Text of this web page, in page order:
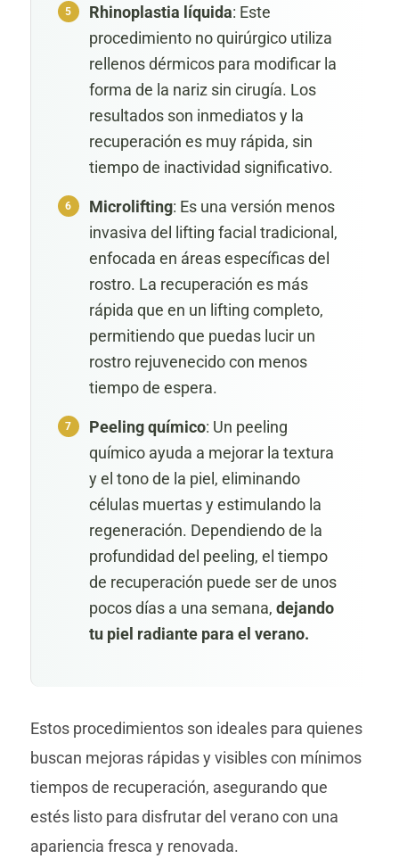
Rhinoplastia líquida: Este
procedimiento no quirúrgico utiliza
rellenos dérmicos para modificar la
forma de la nariz sin cirugía. Los
resultados son inmediatos y la
recuperación es muy rápida, sin
tiempo de inactividad significativo.
Microlifting: Es una versión menos
invasiva del lifting facial tradicional,
enfocada en áreas específicas del
rostro. La recuperación es más
rápida que en un lifting completo,
permitiendo que puedas lucir un
rostro rejuvenecido con menos
tiempo de espera.
Peeling químico: Un peeling
químico ayuda a mejorar la textura
y el tono de la piel, eliminando
células muertas y estimulando la
regeneración. Dependiendo de la
profundidad del peeling, el tiempo
de recuperación puede ser de unos
pocos días a una semana, dejando
tu piel radiante para el verano.
Estos procedimientos son ideales para quienes
buscan mejoras rápidas y visibles con mínimos
tiempos de recuperación, asegurando que
estés listo para disfrutar del verano con una
apariencia fresca y renovada.